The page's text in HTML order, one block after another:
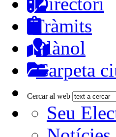
Tràmits
Plànol
Carpeta
Cercar al web
Seu